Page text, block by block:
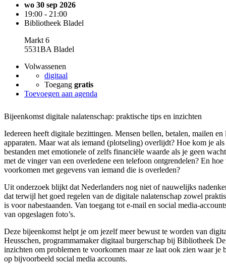
wo 30 sep 2026
19:00 - 21:00
Bibliotheek Bladel
Markt 6
5531BA Bladel
Volwassenen
digitaal
Toegang gratis
Toevoegen aan agenda
Bijeenkomst digitale nalatenschap: praktische tips en inzichten
Iedereen heeft digitale bezittingen. Mensen bellen, betalen, mailen
apparaten. Maar wat als iemand (plotseling) overlijdt? Hoe kom je
bestanden met emotionele of zelfs financiële waarde als je geen
met de vinger van een overledene een telefoon ontgrendelen? En
voorkomen met gegevens van iemand die is overleden?
Uit onderzoek blijkt dat Nederlanders nog niet of nauwelijks
dat terwijl het goed regelen van de digitale nalatenschap zowel
is voor nabestaanden. Van toegang tot e-mail en social media-
van opgeslagen foto’s.
Deze bijeenkomst helpt je om jezelf meer bewust te worden van
Heusschen, programmamaker digitaal burgerschap bij Bibliotheek
inzichten om problemen te voorkomen maar ze laat ook zien waar je
op bijvoorbeeld social media accounts.